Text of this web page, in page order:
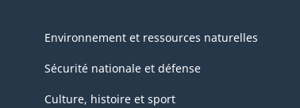
Environnement et ressources naturelles
Sécurité nationale et défense
Culture, histoire et sport